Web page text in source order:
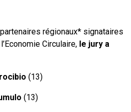
régionaux* signataires
Circulaire, le jury a
(13)
(13)